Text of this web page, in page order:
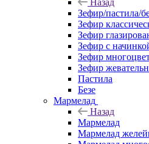
Назад
Зефир/пастила/
Зефир
Зефир
Зефир с
Зефир
Зефир
Пастила
Безе
Мармелад
Назад
Мармелад
Мармелад